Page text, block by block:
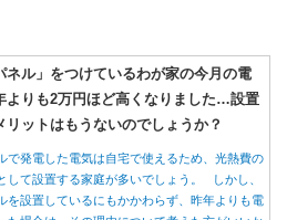
ネル」をつけているわが家の今月の電
よりも2万円ほど高くなりました…設置
リットはもうないのでしょうか？
で発電した電気は自宅で使えるため、光熱費の
して設置する家庭が多いでしょう。 しかし、
を設置しているにもかかわらず、昨年よりも電